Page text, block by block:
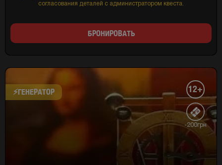
согласования деталей с администратором квеста.
БРОНИРОВАТЬ
⚡​ГЕНЕРАТОР 12+
-200грн